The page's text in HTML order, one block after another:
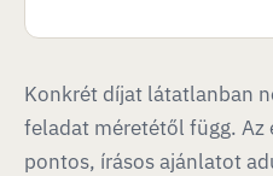
Konkrét díjat látatlanban
feladat méretétől függ. Az
pontos, írásos ajánlatot